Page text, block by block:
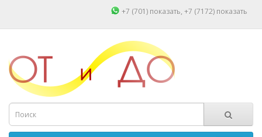
+7 (701) показать, +7 (7172) показать